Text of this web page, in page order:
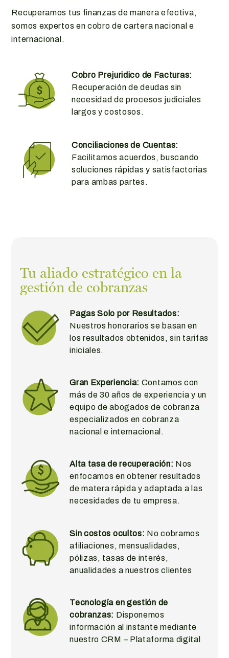
Recuperamos tus finanzas de manera efectiva,
somos expertos en cobro de cartera nacional e
internacional.
Cobro Prejuridico de Facturas:
Recuperación de deudas sin
necesidad de procesos judiciales
largos y costosos.
Conciliaciones de Cuentas:
Facilitamos acuerdos, buscando
soluciones rápidas y satisfactorias
para ambas partes.
Tu aliado estratégico en la
gestión de cobranzas
Pagas Solo por Resultados:
Nuestros honorarios se basan en
los resultados obtenidos, sin tarifas
iniciales.
Gran Experiencia: Contamos con
más de 30 años de experiencia y un
equipo de abogados de cobranza
especializados en cobranza
nacional e internacional.
Alta tasa de recuperación: Nos
enfocamos en obtener resultados
de matera rápida y adaptada a las
necesidades de tu empresa.
Sin costos ocultos: No cobramos
afiliaciones, mensualidades,
pólizas, tasas de interés,
anualidades a nuestros clientes
Tecnología en gestión de
cobranzas: Disponemos
información al instante mediante
nuestro CRM – Plataforma digital